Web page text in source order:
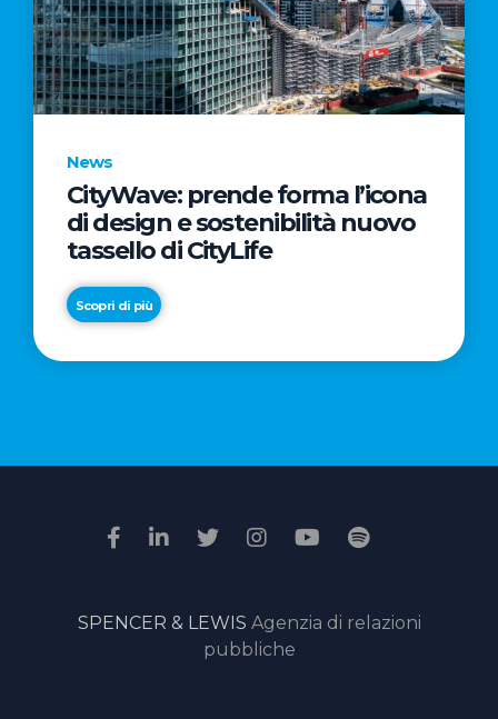
News
CityWave: prende forma l’icona
di design e sostenibilità nuovo
tassello di CityLife
Scopri di più
News
“Passione
il
della
giuria
online
SPENCER & LEWIS Agenzia di relazioni
pubbliche